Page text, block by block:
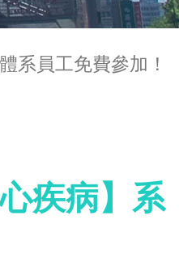
系員工免費參加！
疾病】系